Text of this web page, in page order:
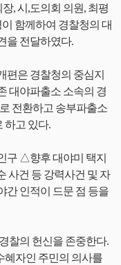
, 시,도의회 의원, 최평
함께하여 경찰청의 대
을 전달하였다.
편은 경찰청의 중심지
대야파출소 소속의 경
전환하고 송부파출소
하고 있다.
구 △향후 대야미 택지
사건 등 강력사건 및 자
간 인적이 드문 점 등을
찰의 헌신을 존중한다.
혜자인 주민의 의사를